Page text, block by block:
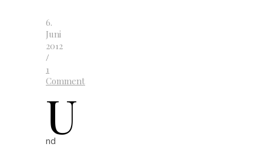
6.
Juni
2012
/
1
Comment
U
nd